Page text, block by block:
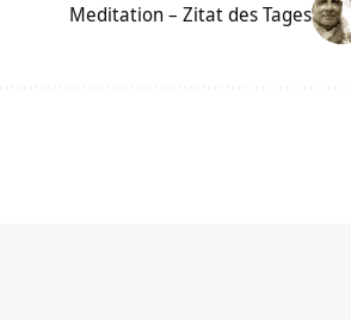
Meditation – Zitat des Tages